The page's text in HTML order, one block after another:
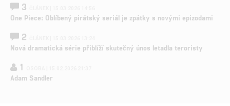
3
One Piece: Oblíbený pirátský seriál je zpátky s novými epizodami
2
Nová dramatická série přiblíží skutečný únos letadla teroristy
1
Adam Sandler